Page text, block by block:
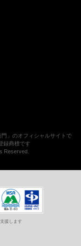
」のオフィシャルサイトで
録商標です
Reserved.
援します